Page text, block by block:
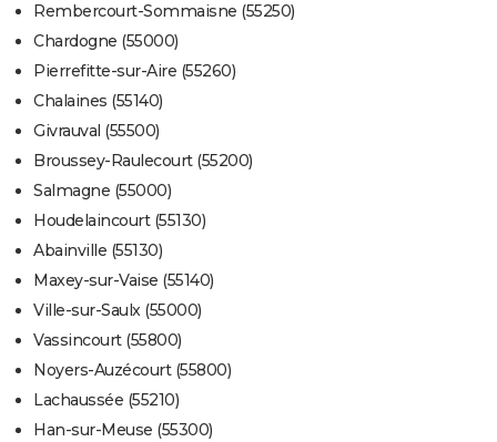
Rembercourt-Sommaisne (55250)
Chardogne (55000)
Pierrefitte-sur-Aire (55260)
Chalaines (55140)
Givrauval (55500)
Broussey-Raulecourt (55200)
Salmagne (55000)
Houdelaincourt (55130)
Abainville (55130)
Maxey-sur-Vaise (55140)
Ville-sur-Saulx (55000)
Vassincourt (55800)
Noyers-Auzécourt (55800)
Lachaussée (55210)
Han-sur-Meuse (55300)